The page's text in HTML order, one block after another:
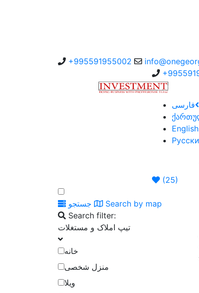
+995591955002
به کارگزار
فارسی
English
(25)
جستجو
Search by map
Search filter:
تیپ املاک و مستغلات
خانه
منزل شخصی
ویلا